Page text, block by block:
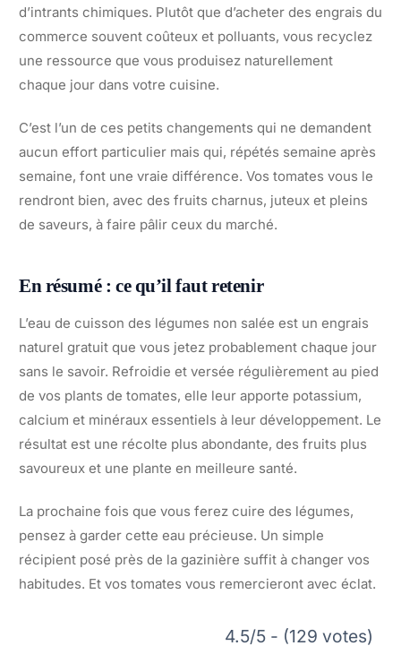
d’intrants chimiques. Plutôt que d’acheter des engrais du
commerce souvent coûteux et polluants, vous recyclez
une ressource que vous produisez naturellement
chaque jour dans votre cuisine.
C’est l’un de ces petits changements qui ne demandent
aucun effort particulier mais qui, répétés semaine après
semaine, font une vraie différence. Vos tomates vous le
rendront bien, avec des fruits charnus, juteux et pleins
de saveurs, à faire pâlir ceux du marché.
En résumé : ce qu’il faut retenir
L’eau de cuisson des légumes non salée est un engrais
naturel gratuit que vous jetez probablement chaque jour
sans le savoir. Refroidie et versée régulièrement au pied
de vos plants de tomates, elle leur apporte potassium,
calcium et minéraux essentiels à leur développement. Le
résultat est une récolte plus abondante, des fruits plus
savoureux et une plante en meilleure santé.
La prochaine fois que vous ferez cuire des légumes,
pensez à garder cette eau précieuse. Un simple
récipient posé près de la gazinière suffit à changer vos
habitudes. Et vos tomates vous remercieront avec éclat.
4.5/5 - (129 votes)